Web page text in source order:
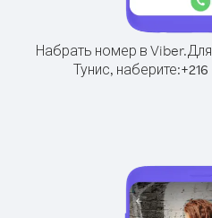
Набрать номер в Viber.
Тунис, наберите:+216